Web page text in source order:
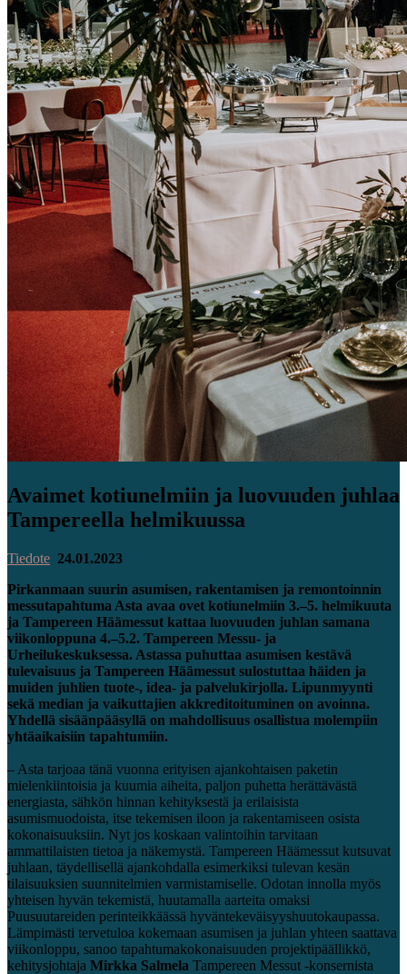
Avaimet kotiunelmiin ja luovuuden juhlaa
Tampereella helmikuussa
Tiedote 24.01.2023
Pirkanmaan suurin asumisen, rakentamisen ja remontoinnin
messutapahtuma Asta avaa ovet kotiunelmiin 3.–5. helmikuuta
ja Tampereen Häämessut kattaa luovuuden juhlan samana
viikonloppuna 4.–5.2. Tampereen Messu- ja
Urheilukeskuksessa. Astassa puhuttaa asumisen kestävä
tulevaisuus ja Tampereen Häämessut sulostuttaa häiden ja
muiden juhlien tuote-, idea- ja palvelukirjolla. Lipunmyynti
sekä median ja vaikuttajien akkreditoituminen on avoinna.
Yhdellä sisäänpääsyllä on mahdollisuus osallistua molempiin
yhtäaikaisiin tapahtumiin.
– Asta tarjoaa tänä vuonna erityisen ajankohtaisen paketin
mielenkiintoisia ja kuumia aiheita, paljon puhetta herättävästä
energiasta, sähkön hinnan kehityksestä ja erilaisista
asumismuodoista, itse tekemisen iloon ja rakentamiseen osista
kokonaisuuksiin. Nyt jos koskaan valintoihin tarvitaan
ammattilaisten tietoa ja näkemystä. Tampereen Häämessut kutsuvat
juhlaan, täydellisellä ajankohdalla esimerkiksi tulevan kesän
tilaisuuksien suunnitelmien varmistamiselle. Odotan innolla myös
yhteisen hyvän tekemistä, huutamalla aarteita omaksi
Puusuutareiden perinteikkäässä hyväntekeväisyyshuutokaupassa.
Lämpimästi tervetuloa kokemaan asumisen ja juhlan yhteen saattava
viikonloppu, sanoo tapahtumakokonaisuuden projektipäällikkö,
kehitysjohtaja Mirkka Salmela Tampereen Messut -konsernista